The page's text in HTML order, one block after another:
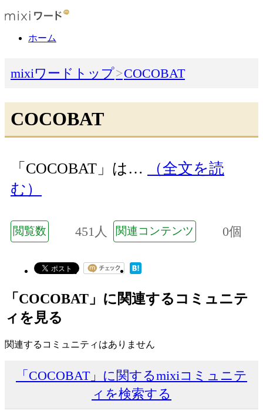
ホーム
mixiワードトップ COCOBAT
COCOBAT
「COCOBAT」は…
（全文を読
む）
閲覧数 451人 関連コンテンツ 0個
「COCOBAT」に関連するコミュニテ
ィを見る
関連するコミュニティはありません
「COCOBAT」に関するmixiコミュニテ
ィを検索する